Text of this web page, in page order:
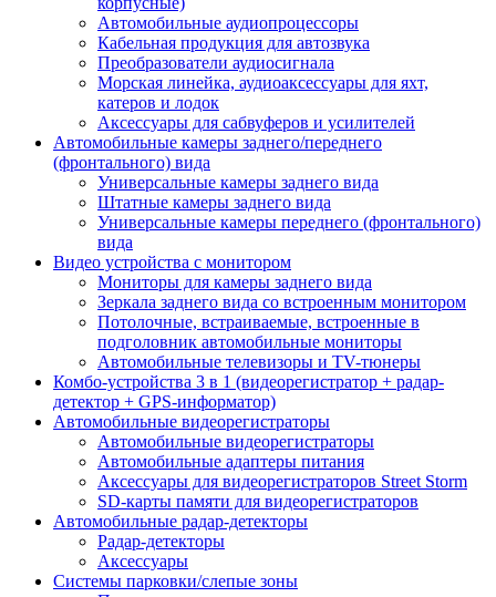
Автомобильные аудиопроцессоры
Кабельная продукция для автозвука
Преобразователи аудиосигнала
Морская линейка, аудиоаксессуары для яхт,
катеров и лодок
Аксессуары для сабвуферов и усилителей
Автомобильные камеры заднего/переднего
(фронтального) вида
Универсальные камеры заднего вида
Штатные камеры заднего вида
Универсальные камеры переднего (фронтального)
вида
Видео устройства c монитором
Мониторы для камеры заднего вида
Зеркала заднего вида со встроенным монитором
Потолочные, встраиваемые, встроенные в
подголовник автомобильные мониторы
Автомобильные телевизоры и TV-тюнеры
Комбо-устройства 3 в 1 (видеорегистратор + радар-
детектор + GPS-информатор)
Автомобильные видеорегистраторы
Автомобильные видеорегистраторы
Автомобильные адаптеры питания
Аксессуары для видеорегистраторов Street Storm
SD-карты памяти для видеорегистраторов
Автомобильные радар-детекторы
Радар-детекторы
Аксессуары
Системы парковки/слепые зоны